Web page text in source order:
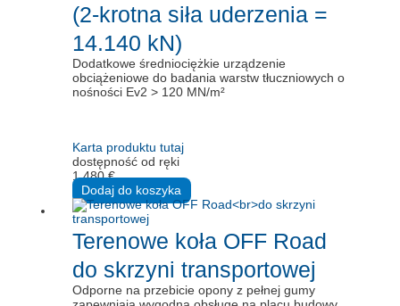
(2-krotna siła uderzenia =
14.140 kN)
Dodatkowe średniociężkie urządzenie
obciążeniowe do badania warstw tłuczniowych o
nośności Ev2 > 120 MN/m²
Karta produktu tutaj
dostępność od ręki
1.480€
Dodaj do koszyka
Terenowe koła OFF Road
do skrzyni transportowej
Odporne na przebicie opony z pełnej gumy